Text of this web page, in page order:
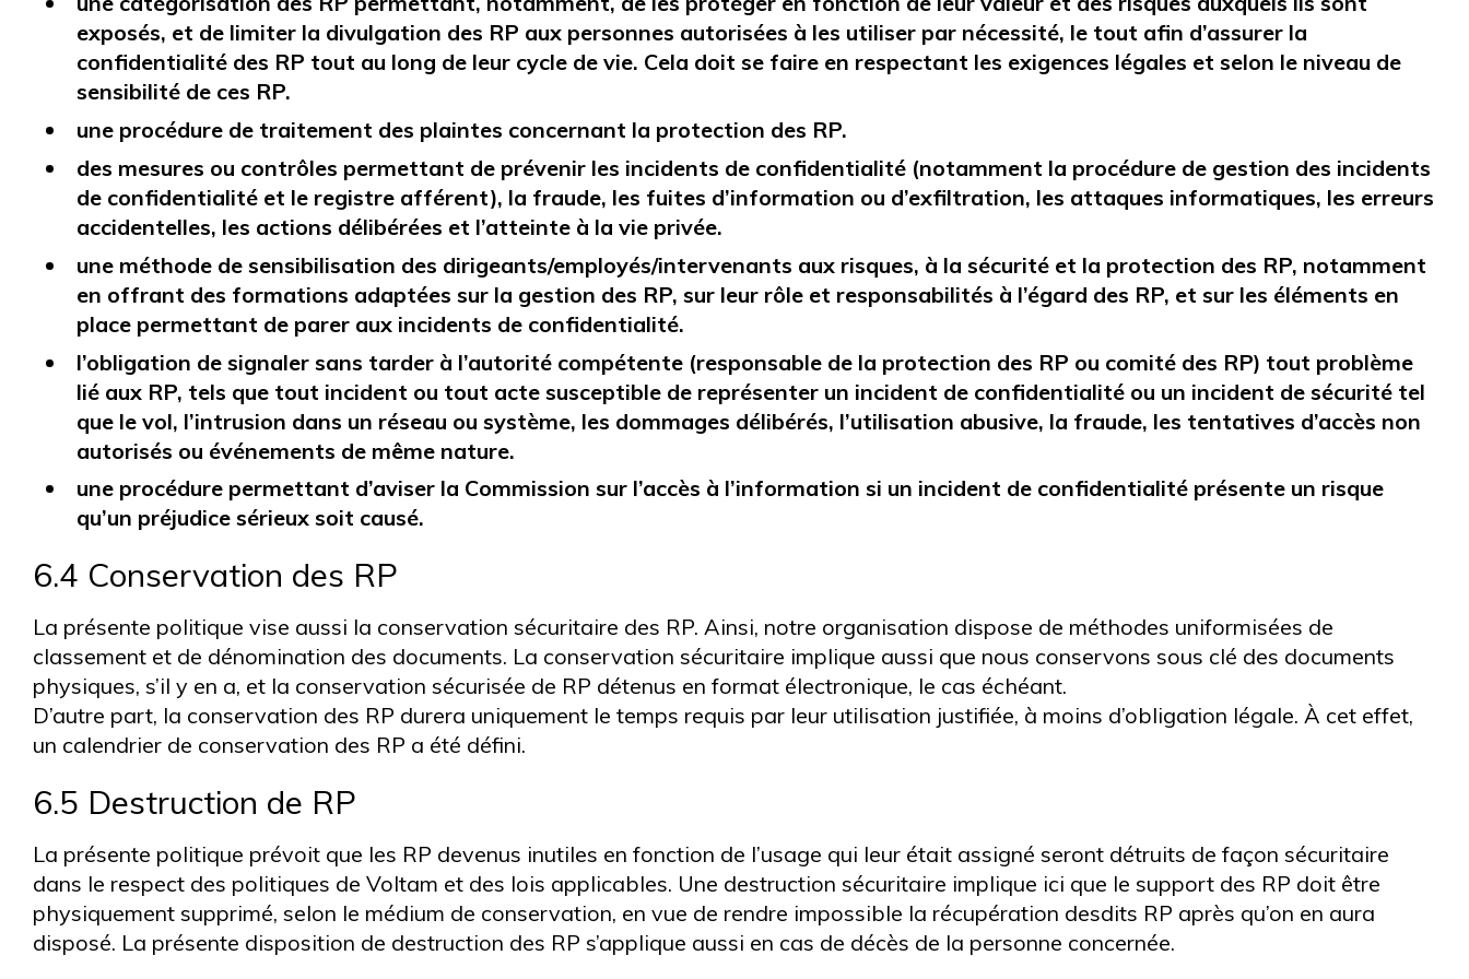
exposés, et de limiter la divulgation des RP aux personnes autorisées à les utiliser par nécessité, le tout afin d’assurer la
confidentialité des RP tout au long de leur cycle de vie. Cela doit se faire en respectant les exigences légales et selon le niveau de
sensibilité de ces RP.
une procédure de traitement des plaintes concernant la protection des RP.
des mesures ou contrôles permettant de prévenir les incidents de confidentialité (notamment la procédure de gestion des incidents
de confidentialité et le registre afférent), la fraude, les fuites d’information ou d’exfiltration, les attaques informatiques, les erreurs
accidentelles, les actions délibérées et l’atteinte à la vie privée.
une méthode de sensibilisation des dirigeants/employés/intervenants aux risques, à la sécurité et la protection des RP, notamment
en offrant des formations adaptées sur la gestion des RP, sur leur rôle et responsabilités à l’égard des RP, et sur les éléments en
place permettant de parer aux incidents de confidentialité.
l’obligation de signaler sans tarder à l’autorité compétente (responsable de la protection des RP ou comité des RP) tout problème
lié aux RP, tels que tout incident ou tout acte susceptible de représenter un incident de confidentialité ou un incident de sécurité tel
que le vol, l’intrusion dans un réseau ou système, les dommages délibérés, l’utilisation abusive, la fraude, les tentatives d’accès non
autorisés ou événements de même nature.
une procédure permettant d’aviser la Commission sur l’accès à l’information si un incident de confidentialité présente un risque
qu’un préjudice sérieux soit causé.
6.4 Conservation des RP
La présente politique vise aussi la conservation sécuritaire des RP. Ainsi, notre organisation dispose de méthodes uniformisées de
classement et de dénomination des documents. La conservation sécuritaire implique aussi que nous conservons sous clé des documents
physiques, s’il y en a, et la conservation sécurisée de RP détenus en format électronique, le cas échéant.
D’autre part, la conservation des RP durera uniquement le temps requis par leur utilisation justifiée, à moins d’obligation légale. À cet effet,
un calendrier de conservation des RP a été défini.
6.5 Destruction de RP
La présente politique prévoit que les RP devenus inutiles en fonction de l’usage qui leur était assigné seront détruits de façon sécuritaire
dans le respect des politiques de Voltam et des lois applicables. Une destruction sécuritaire implique ici que le support des RP doit être
physiquement supprimé, selon le médium de conservation, en vue de rendre impossible la récupération desdits RP après qu’on en aura
disposé. La présente disposition de destruction des RP s’applique aussi en cas de décès de la personne concernée.